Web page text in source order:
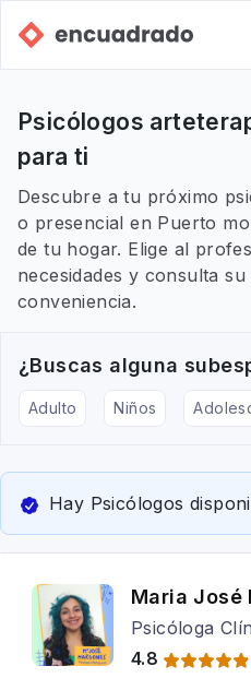
Psicólogos
para ti
Descubre a tu próximo
o presencial en Puerto
de tu hogar. Elige al
necesidades y consulta
conveniencia.
¿Buscas alguna
Adulto Niños
Hay Psicólogos
Maria José
Psicóloga
4.8